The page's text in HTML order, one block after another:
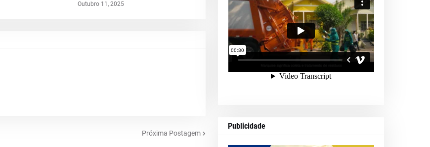
Outubro 11, 2025
Próxima Postagem
Publicidade